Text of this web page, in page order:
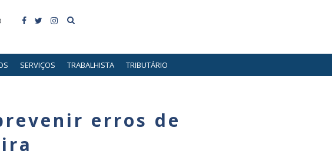
SERVIÇOS TRABALHISTA TRIBUTÁRIO
erros de